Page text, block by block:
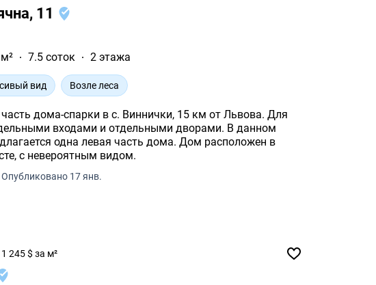
11
7.5 соток 2 этажа
вид Возле леса
дома-спарки в с. Виннички, 15 км от Львова. Для
входами и отдельными дворами. В данном
одна левая часть дома. Дом расположен в
с невероятным видом.
Опубликовано 17 янв.
1 245 $ за м²